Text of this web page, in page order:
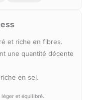
et riche en fibres.
une quantité décente
en sel.
et équilibré.